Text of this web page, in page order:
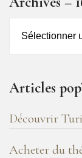
de
blog
!
Articles
Découvrir
Acheter du